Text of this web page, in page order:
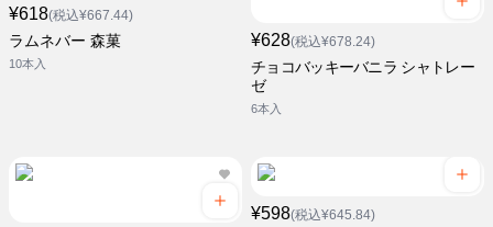
¥618(税込¥667.44)
ラムネバー 森菓
10本入
¥628(税込¥678.24)
チョコバッキーバニラ シャトレー
ゼ
6本入
¥598(税込¥645.84)